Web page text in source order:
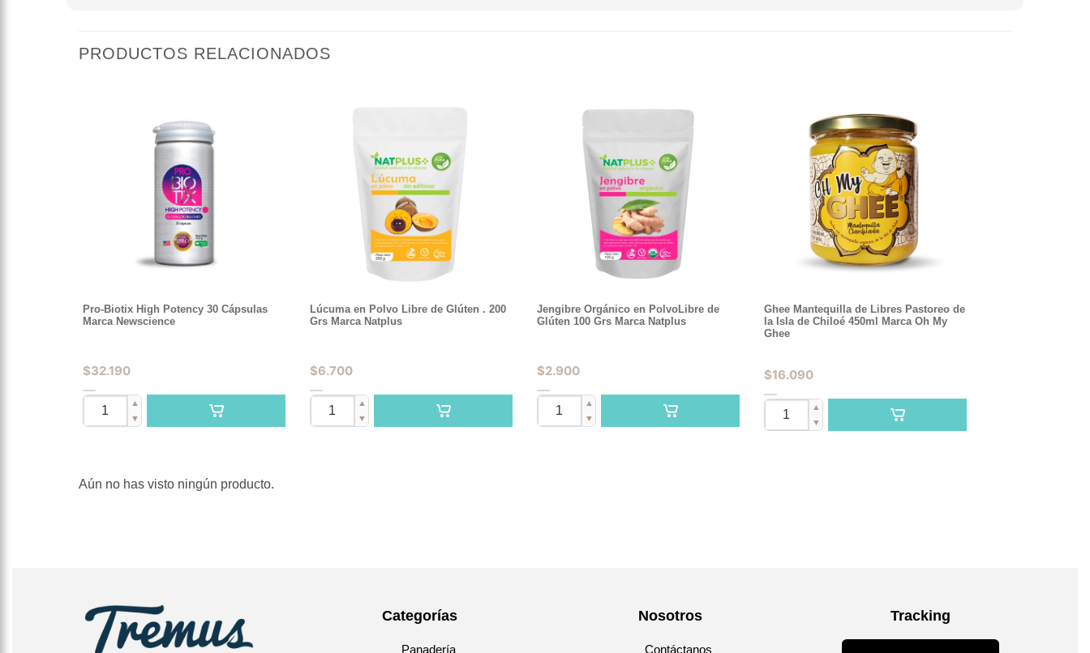
PRODUCTOS RELACIONADOS
Pro-Biotix High Potency 30 Cápsulas
Marca Newscience
$32.190
▲
▼
Lúcuma en Polvo Libre de Glúten . 200
Grs Marca Natplus
$6.700
▲
▼
Jengibre Orgánico en PolvoLibre de
Glúten 100 Grs Marca Natplus
$2.900
▲
▼
Ghee Mantequilla de Libres Pastoreo de
la Isla de Chiloé 450ml Marca Oh My
Ghee
$16.090
▲
▼
Aún no has visto ningún producto.
Categorías
Panadería
Nosotros
Contáctanos
Tracking